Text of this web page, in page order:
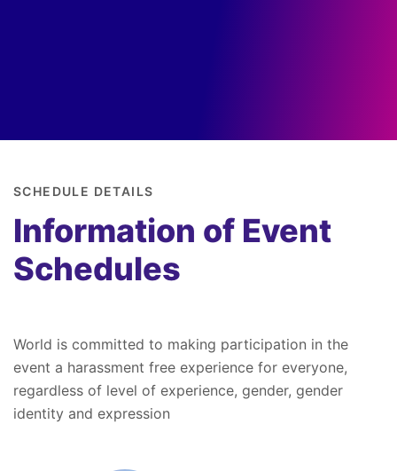
SCHEDULE DETAILS
Information of Event
Schedules
World is committed to making participation in the
event a harassment free experience for everyone,
regardless of level of experience, gender, gender
identity and expression